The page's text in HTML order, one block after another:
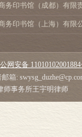
免造成过多的曲折。为此
续的发展。如此，经济增
2016年8月于柏林
务印书馆（成都）有限
务印书馆（上海）有限
网安备
箱:
师事务所王宇明律师